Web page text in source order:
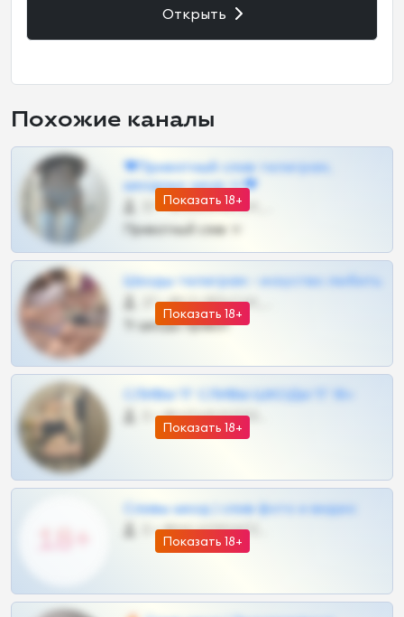
Открыть
Похожие каналы
Показать 18+
❤Приватный слив телеграм,
шкодных шкур тг❤
57 •
Приватный слив тг
Показать 18+
Шкоды телеграм - искуство любить
27 •
Тг шкоды приват
Показать 18+
СЛИВЫ ТГ СЛИВЫ ШКОДЫ ТГ 18+
0 •
Показать 18+
Сливы шкод | слив фото и видео
0 •